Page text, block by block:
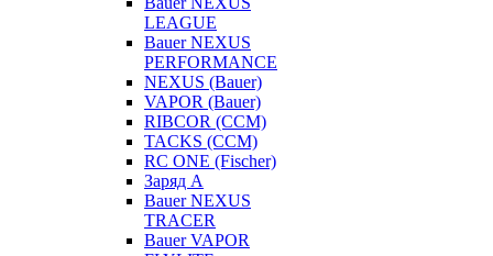
LEAGUE
Bauer NEXUS
PERFORMANCE
NEXUS (Bauer)
VAPOR (Bauer)
RIBCOR (CCM)
TACKS (CCM)
RC ONE (Fischer)
Заряд А
Bauer NEXUS
TRACER
Bauer VAPOR